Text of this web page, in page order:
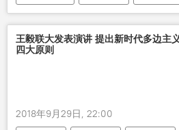
印度
S-400系统
王毅联大发表演讲 提出新时代多边主
四大原则
2018年9月29日, 22:00